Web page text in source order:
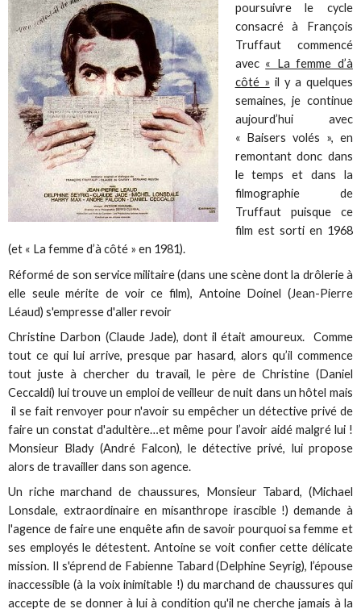
poursuivre le cycle
consacré à François
Truffaut commencé
avec « La femme d’à
côté » il y a quelques
semaines, je continue
aujourd’hui avec
« Baisers volés », en
remontant donc dans
le temps et dans la
filmographie de
Truffaut puisque ce
film est sorti en 1968
(et « La femme d’à côté » en 1981).
Réformé de son service militaire (dans une scène dont la drôlerie à
elle seule mérite de voir ce film), Antoine Doinel (Jean-Pierre
Léaud) s'empresse d'aller revoir
Christine Darbon (Claude Jade), dont il était amoureux. Comme
tout ce qui lui arrive, presque par hasard, alors qu’il commence
tout juste à chercher du travail, le père de Christine (Daniel
Ceccaldi) lui trouve un emploi de veilleur de nuit dans un hôtel mais
il se fait renvoyer pour n'avoir su empêcher un détective privé de
faire un constat d'adultère…et même pour l’avoir aidé malgré lui !
Monsieur Blady (André Falcon), le détective privé, lui propose
alors de travailler dans son agence.
Un riche marchand de chaussures, Monsieur Tabard, (Michael
Lonsdale, extraordinaire en misanthrope irascible !) demande à
l'agence de faire une enquête afin de savoir pourquoi sa femme et
ses employés le détestent. Antoine se voit confier cette délicate
mission. Il s'éprend de Fabienne Tabard (Delphine Seyrig), l’épouse
inaccessible (à la voix inimitable !) du marchand de chaussures qui
accepte de se donner à lui à condition qu'il ne cherche jamais à la